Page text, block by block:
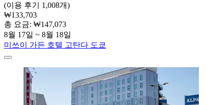
(이용 후기 1,008개)
₩133,703
총 요금: ₩147,073
8월 17일 ~ 8월 18일
미쓰이 가든 호텔 고탄다 도쿄